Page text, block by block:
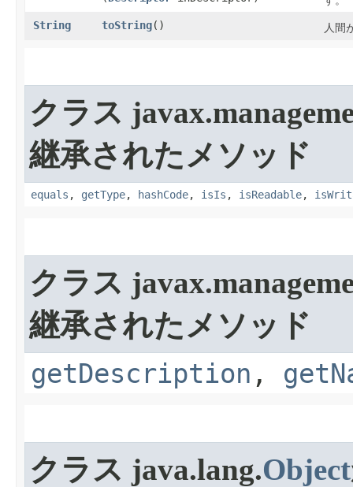
String toString​() 人間
クラス
継承されたメソッド
equals , getType, hashCode, isIs , isReadable,
クラス
継承されたメソッド
getDescription ,
クラス java.lang.Object